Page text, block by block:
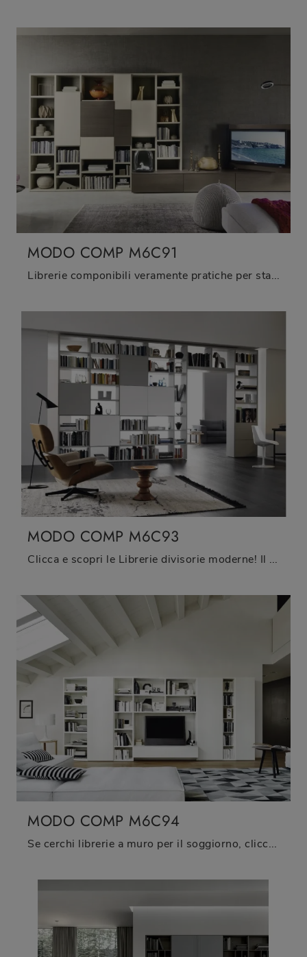
MODO COMP M6C91
Librerie componibili veramente pratiche per stanze moderne: scopri di più sul modello Modo Comp M6C91 dell'azienda Sangiacomo!
MODO COMP M6C93
Clicca e scopri le Librerie divisorie moderne! Il modello Modo Comp M6C93 Sangiacomo saprà completare un soggiorno pratico e operativo.
MODO COMP M6C94
Se cerchi librerie a muro per il soggiorno, clicca e scopri le nostre soluzioni moderne: il modello Modo Comp M6C94 Sangiacomo ti sta aspettando!